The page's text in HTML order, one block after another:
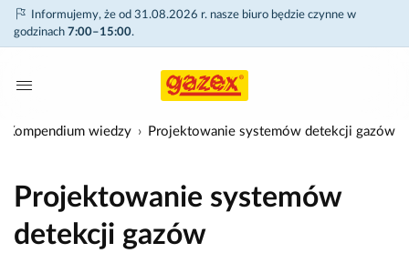
Informujemy, że od 31.08.2026 r. nasze biuro będzie czynne w
godzinach 7:00–15:00.
Kompendium wiedzy Projektowanie systemów detekcji gazów
Projektowanie systemów
detekcji gazów